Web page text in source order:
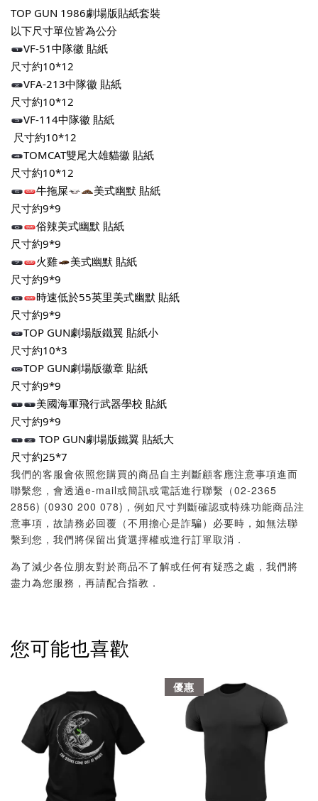
TOP GUN 1986劇場版貼紙套裝
以下尺寸單位皆為公分
️VF-51中隊徽 貼紙
尺寸約10*12
️VFA-213中隊徽 貼紙
尺寸約10*12
️VF-114中隊徽 貼紙
尺寸約10*12
️TOMCAT雙尾大雄貓徽 貼紙
尺寸約10*12
牛拖屎
美式幽默 貼紙
尺寸約9*9
俗辣美式幽默 貼紙
尺寸約9*9
火雞
美式幽默 貼紙
尺寸約9*9
時速低於55英里美式幽默 貼紙
尺寸約9*9
️TOP GUN劇場版鐵翼 貼紙小
尺寸約10*3
TOP GUN劇場版徽章 貼紙
尺寸約9*9
️美國海軍飛行武器學校 貼紙
尺寸約9*9
️ TOP GUN劇場版鐵翼 貼紙大
尺寸約25*7
我們的客服會依照您購買的商品自主判斷顧客應注意事項進而
聯繫您，會透過e-mail或簡訊或電話進行聯繫（02-2365
2856) (0930 200 078)，例如尺寸判斷確認或特殊功能商品注
意事項，故請務必回覆（不用擔心是詐騙）必要時，如無法聯
繫到您，我們將保留出貨選擇權或進行訂單取消．
為了減少各位朋友對於商品不了解或任何有疑惑之處，我們將
盡力為您服務，再請配合指教．
您可能也喜歡
優惠